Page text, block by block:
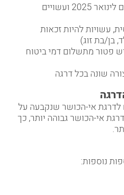
הסכומים המוצגים הם לינואר 2025 ועשויים
עשויות להיות זכאות
בן/בת זוג)
ומעלה יש פטור מתשלום דמי ביטוח
שונה בכל דרגה
אי-הכושר שנקבעה על
אי-הכושר גבוהה יותר, כך
נוספות: